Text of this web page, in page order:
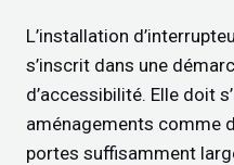
L’installation
s’inscrit dans une
d’accessibilité. Elle doit
aménagements comme
portes suffisamment